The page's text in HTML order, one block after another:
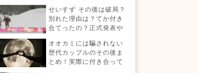
【恋愛ドラマな恋がした
い】
せいすず その後は破局？
別れた理由は？てか付き
合てったの？正式発表や
オオカミには騙されない
歴代カップルのその後ま
とめ！実際に付き合って